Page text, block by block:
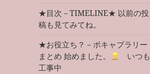
★目次－TIMELINE★ 以前の投
稿も見てみてね。
★お役立ち？－ボキャブラリー
まとめ 始めました。
いつも
工事中